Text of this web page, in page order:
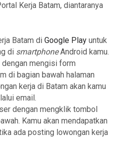
Kerja Batam, diantaranya
Batam di Google Playuntuk
di smartphoneAndroid kamu.
mengisi form
di bagian bawah halaman
kerja di Batam akan kamu
email.
dengan mengklik tombol
Kamu akan mendapatkan
ada posting lowongan kerja